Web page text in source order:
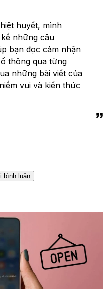
huyết, mình
những câu
bạn đọc cảm nhận
thông qua từng
những bài viết của
vui và kiến thức
bình luận